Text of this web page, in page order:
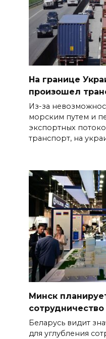
На границе
произошел
Из-за
морским путем и
экспортных
транспорт, на
Минск
Беларусь видит
для углубления